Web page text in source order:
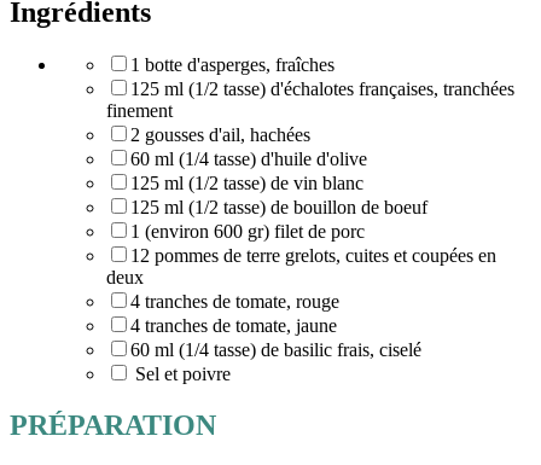
Ingrédients
1 botte d'asperges, fraîches
125 ml (1/2 tasse) d'échalotes françaises, tranchées
finement
2 gousses d'ail, hachées
60 ml (1/4 tasse) d'huile d'olive
125 ml (1/2 tasse) de vin blanc
125 ml (1/2 tasse) de bouillon de boeuf
1 (environ 600 gr) filet de porc
12 pommes de terre grelots, cuites et coupées en
deux
4 tranches de tomate, rouge
4 tranches de tomate, jaune
60 ml (1/4 tasse) de basilic frais, ciselé
Sel et poivre
PRÉPARATION